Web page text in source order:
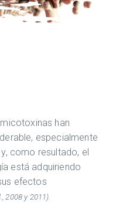
han
especialmente
como resultado, el
está adquiriendo
efectos
2008 y 2011).